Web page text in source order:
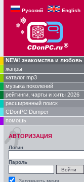
Русский English
NEW! знакомства и любовь
жанры
каталог mp3
музыка поколений
рейтинги, чарты и хиты 2026
расширенный поиск
CDonPC Dumper
помощь
АВТОРИЗАЦИЯ
Логин
Пароль
Запомнить меня